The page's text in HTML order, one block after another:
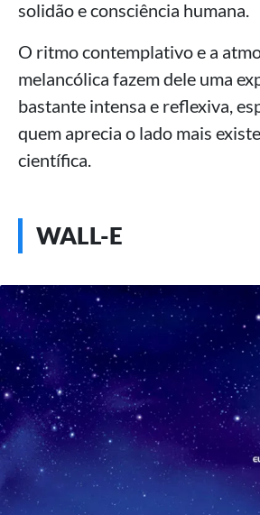
solidão e consciência humana.
O ritmo contemplativo e a
melancólica fazem dele uma
bastante intensa e reflexiva,
quem aprecia o lado mais
científica.
WALL-E